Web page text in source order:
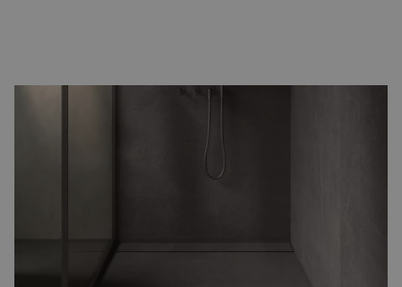
in de afmetingen 80x80 of 120x120
creëert u een rustige, ruimtelijke uitstraling met minder voegen.